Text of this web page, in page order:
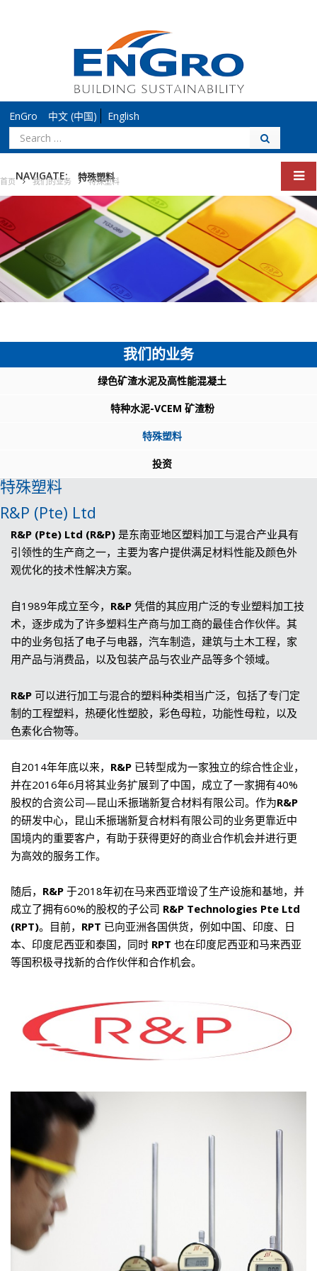
EnGro 中文 (中国)
English
NAVIGATE:
特殊塑料
首页 我们的业务 特殊塑料
我们的业务
绿色矿渣水泥及高性能混凝土
特种水泥-VCEM 矿渣粉
特殊塑料
投资
特殊塑料
R&P (Pte) Ltd
R&P (Pte) Ltd (R&P) 是东南亚地区塑料加工与混合产业具有
引领性的生产商之一，主要为客户提供满足材料性能及颜色外
观优化的技术性解决方案。
自1989年成立至今， R&P 凭借的其应用广泛的专业塑料加工技
术，逐步成为了许多塑料生产商与加工商的最佳合作伙伴。其
中的业务包括了电子与电器，汽车制造，建筑与土木工程，家
用产品与消费品，以及包装产品与农业产品等多个领域。
R&P 可以进行加工与混合的塑料种类相当广泛，包括了专门定
制的工程塑料，热硬化性塑胶，彩色母粒，功能性母粒，以及
色素化合物等。
自2014年年底以来， R&P 已转型成为一家独立的综合性企业，
并在2016年6月将其业务扩展到了中国，成立了一家拥有40%
股权的合资公司—昆山禾振瑞新复合材料有限公司。作为R&P
的研发中心，昆山禾振瑞新复合材料有限公司的业务更靠近中
国境内的重要客户，有助于获得更好的商业合作机会并进行更
为高效的服务工作。
随后， R&P 于2018年初在马来西亚增设了生产设施和基地，并
成立了拥有60%的股权的子公司 R&P Technologies Pte Ltd
(RPT)。目前， RPT 已向亚洲各国供货，例如中国、印度、日
本、印度尼西亚和泰国，同时 RPT 也在印度尼西亚和马来西亚
等国积极寻找新的合作伙伴和合作机会。